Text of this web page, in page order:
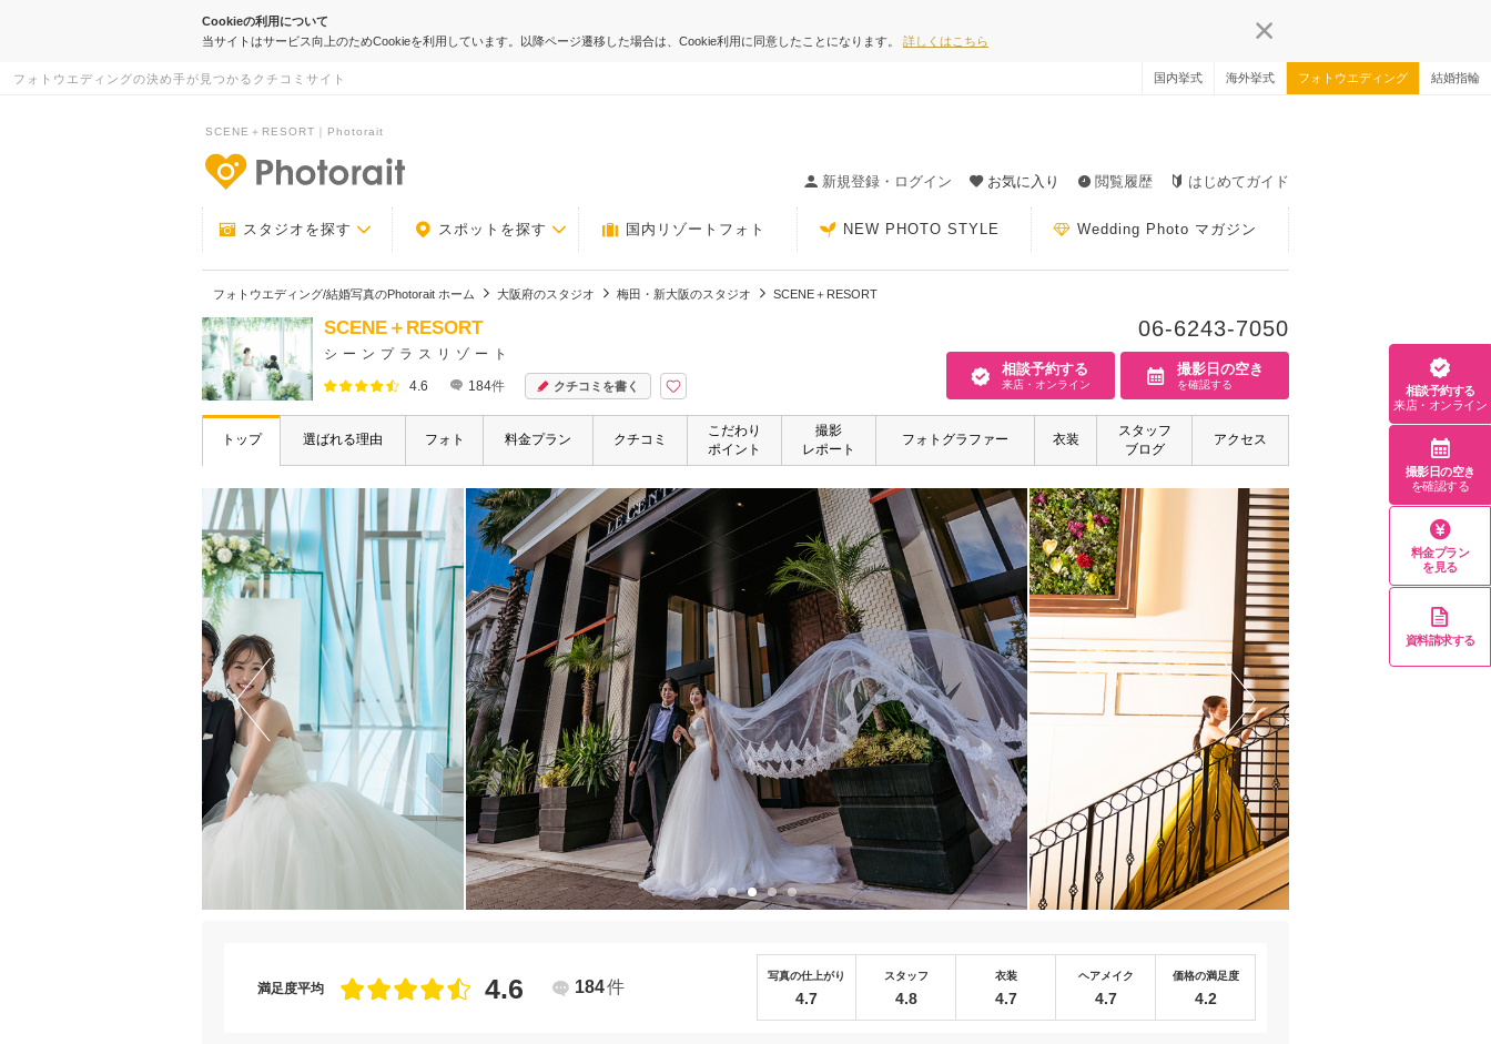
Cookieの利用について
当サイトはサービス向上のためCookieを利用しています。以降ページ遷移した場合は、Cookie利用に同意したことになります。 詳しくはこちら
フォトウエディングの決め手が見つかるクチコミサイト 国内挙式 海外挙式 フォトウエディング 結婚指輪
SCENE＋RESORT｜Photorait
新規登録・ログイン
お気に入り 閲覧履歴 はじめてガイド
スタジオを探す スポットを探す 国内リゾートフォト NEW PHOTO STYLE Wedding Photo マガジン
フォトウエディング/結婚写真のPhotorait ホーム 大阪府のスタジオ 梅田・新大阪のスタジオ SCENE＋RESORT
SCENE＋RESORT
シーンプラスリゾート
4.6 184件 クチコミを書く
06-6243-7050
相談予約する
来店・オンライン
撮影日の空き
を確認する
トップ 選ばれる理由 フォト 料金プラン クチコミ
こだわり
ポイント
撮影
レポート
フォトグラファー 衣装
スタッフ
ブログ
アクセス
満足度平均 4.6 184件
写真の仕上がり
4.7
スタッフ
4.8
衣装
4.7
ヘアメイク
4.7
価格の満足度
4.2
相談予約する
来店・オンライン
撮影日の空き
を確認する
料金プラン
を見る
資料請求する